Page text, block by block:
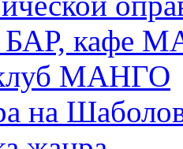
БАР, кафе
МАНГО
на